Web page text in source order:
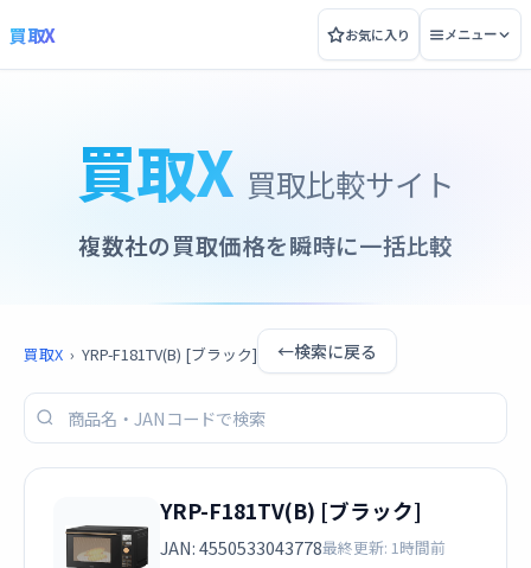
買取X お気に入り メニュー
買取X 買取比較サイト
複数社の買取価格を瞬時に一括比較
買取X › YRP-F181TV(B) [ブラック] ←検索に戻る
YRP-F181TV(B) [ブラック]
JAN: 4550533043778最終更新: 1時間前